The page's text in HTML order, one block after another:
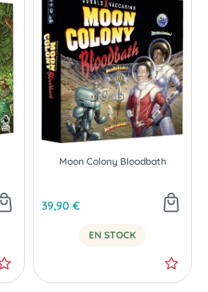
Moon Colony Bloodbath
39,90 €
EN STOCK